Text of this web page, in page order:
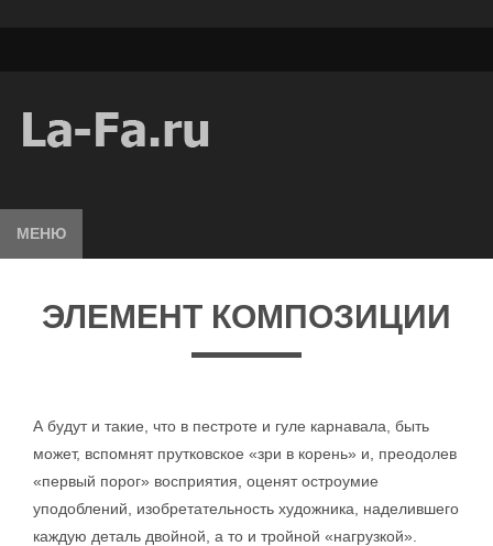
МЕНЮ
ЭЛЕМЕНТ КОМПОЗИЦИИ
А будут и такие, что в пестроте и гуле карнавала, быть
может, вспомнят прутковское «зри в корень» и, преодолев
«первый порог» восприятия, оценят остроумие
уподоблений, изобретательность художника, наделившего
каждую деталь двойной, а то и тройной «нагрузкой».